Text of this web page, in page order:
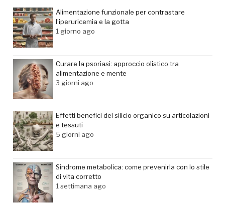
Alimentazione funzionale per contrastare
l’iperuricemia e la gotta
1 giorno ago
Curare la psoriasi: approccio olistico tra
alimentazione e mente
3 giorni ago
Effetti benefici del silicio organico su articolazioni
e tessuti
5 giorni ago
Sindrome metabolica: come prevenirla con lo stile
di vita corretto
1 settimana ago